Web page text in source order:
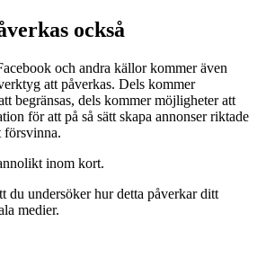
också
och andra källor kommer även
att påverkas. Dels kommer
begränsas, dels kommer möjligheter att
för att på så sätt skapa annonser riktade
försvinna.
inom kort.
du undersöker hur detta påverkar ditt
medier.